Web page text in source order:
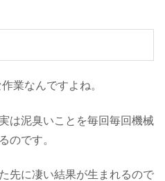
業なんですよね。
は泥臭いことを毎回毎回機械
のです。
先に凄い結果が生まれるので